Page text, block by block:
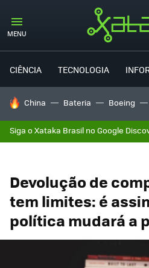
MENU
CIÊNCIA TECNOLOGIA
TENDÊNCIAS DO DIA
China Bateria Boeing
Siga o Xataka Brasil no Google
Devolução de
tem limites: é
política mudará a